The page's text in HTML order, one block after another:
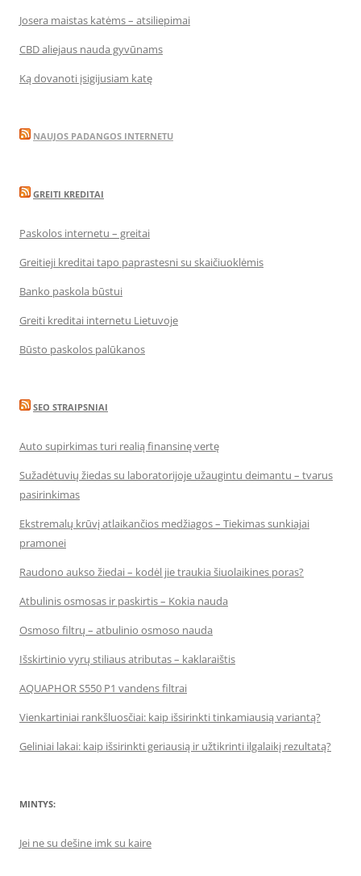
Josera maistas katėms – atsiliepimai
CBD aliejaus nauda gyvūnams
Ką dovanoti įsigijusiam katę
NAUJOS PADANGOS INTERNETU
GREITI KREDITAI
Paskolos internetu – greitai
Greitieji kreditai tapo paprastesni su skaičiuoklėmis
Banko paskola būstui
Greiti kreditai internetu Lietuvoje
Būsto paskolos palūkanos
SEO STRAIPSNIAI
Auto supirkimas turi realią finansinę vertę
Sužadėtuvių žiedas su laboratorijoje užaugintu deimantu – tvarus
pasirinkimas
Ekstremalų krūvį atlaikančios medžiagos – Tiekimas sunkiajai
pramonei
Raudono aukso žiedai – kodėl jie traukia šiuolaikines poras?
Atbulinis osmosas ir paskirtis – Kokia nauda
Osmoso filtrų – atbulinio osmoso nauda
Išskirtinio vyrų stiliaus atributas – kaklaraištis
AQUAPHOR S550 P1 vandens filtrai
Vienkartiniai rankšluosčiai: kaip išsirinkti tinkamiausią variantą?
Geliniai lakai: kaip išsirinkti geriausią ir užtikrinti ilgalaikį rezultatą?
MINTYS:
Jei ne su dešine imk su kaire